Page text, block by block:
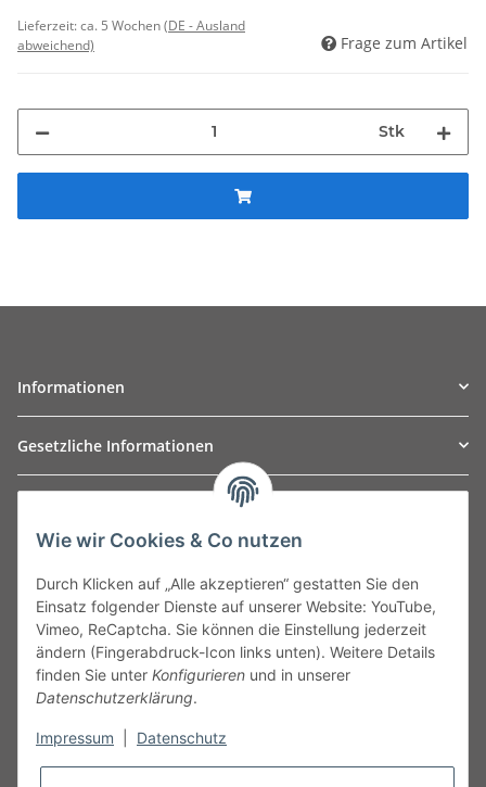
Lieferzeit:ca. 5 Wochen(DE - Ausland
abweichend)
Frage zum Artikel
Stk
Informationen
Gesetzliche Informationen
Leibnizstraße 2a
Germany
Phone:+49 40 5287270
Fax:+49 40 5281050
Email:sales@tow-automotive.de
Wie wir Cookies & Co nutzen
Durch Klicken auf „Alle akzeptieren“ gestatten Sie den
Einsatz folgender Dienste auf unserer Website: YouTube,
Vimeo, ReCaptcha. Sie können die Einstellung jederzeit
ändern (Fingerabdruck-Icon links unten). Weitere Details
finden Sie unter Konfigurieren und in unserer
Datenschutzerklärung.
Impressum Datenschutz